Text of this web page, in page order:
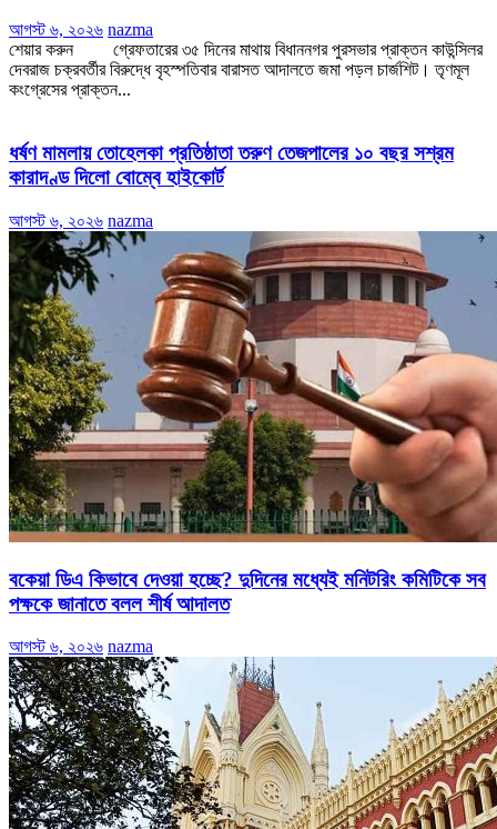
আগস্ট ৬, ২০২৬ nazma
শেয়ার করুন গ্রেফতারের ৩৫ দিনের মাথায় বিধাননগর পুরসভার প্রাক্তন কাউন্সিলর
দেবরাজ চক্রবর্তীর বিরুদ্ধে বৃহস্পতিবার বারাসত আদালতে জমা পড়ল চার্জশিট। তৃণমূল
কংগ্রেসের প্রাক্তন...
ধর্ষণ মামলায় তোহেলকা প্রতিষ্ঠাতা তরুণ তেজপালের ১০ বছর সশ্রম
কারাদণ্ড দিলো বোম্বে হাইকোর্ট
আগস্ট ৬, ২০২৬ nazma
বকেয়া ডিএ কিভাবে দেওয়া হচ্ছে? দুদিনের মধ্যেই মনিটরিং কমিটিকে সব
পক্ষকে জানাতে বলল শীর্ষ আদালত
আগস্ট ৬, ২০২৬ nazma